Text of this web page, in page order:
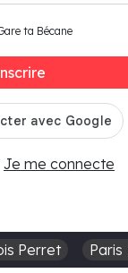
ta Bécane
Je me connecte
Perret Paris